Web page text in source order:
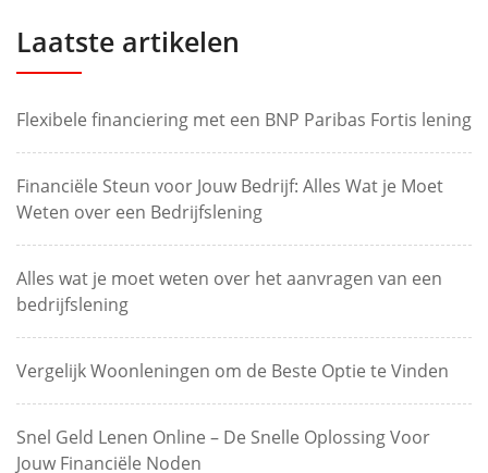
Laatste artikelen
Flexibele financiering met een BNP Paribas Fortis lening
Financiële Steun voor Jouw Bedrijf: Alles Wat je Moet
Weten over een Bedrijfslening
Alles wat je moet weten over het aanvragen van een
bedrijfslening
Vergelijk Woonleningen om de Beste Optie te Vinden
Snel Geld Lenen Online – De Snelle Oplossing Voor
Jouw Financiële Noden